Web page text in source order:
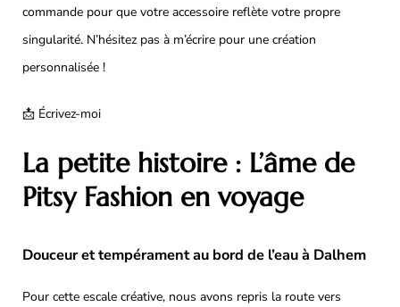
commande pour que votre accessoire reflète votre propre
singularité. N’hésitez pas à m’écrire pour une création
personnalisée !
📩 Écrivez-moi
La petite histoire : L’âme de
Pitsy Fashion en voyage
Douceur et tempérament au bord de l’eau à Dalhem
Pour cette escale créative, nous avons repris la route vers